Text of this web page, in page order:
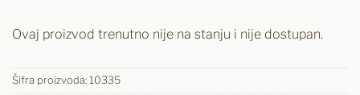
Ovaj proizvod trenutno nije na stanju i nije dostupan.
Šifra proizvoda: 10335